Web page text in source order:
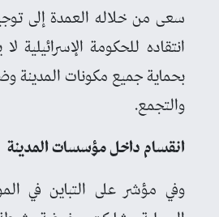
سعى من خلاله العمدة إلى
انتقاده للحكومة الإسرائيلية
بحماية جميع مكونات المدينة
والتجمع.
انقسام داخل مؤسسات المدينة
وفي مؤشر على التباين في